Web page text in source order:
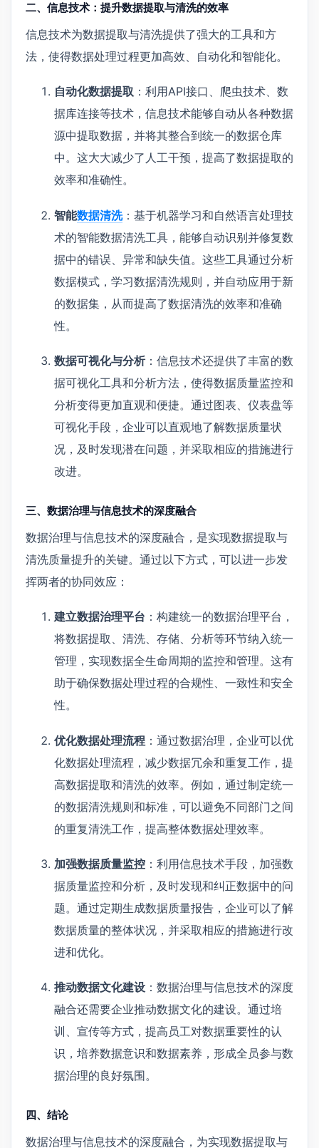
二、信息技术：提升数据提取与清洗的效率
信息技术为数据提取与清洗提供了强大的工具和方
法，使得数据处理过程更加高效、自动化和智能化。
自动化数据提取 ：利用API接口、爬虫技术、数
据库连接等技术，信息技术能够自动从各种数据
源中提取数据，并将其整合到统一的数据仓库
中。这大大减少了人工干预，提高了数据提取的
效率和准确性。
智能数据清洗：基于机器学习和自然语言处理技
术的智能数据清洗工具，能够自动识别并修复数
据中的错误、异常和缺失值。这些工具通过分析
数据模式，学习数据清洗规则，并自动应用于新
的数据集，从而提高了数据清洗的效率和准确
性。
数据可视化与分析：信息技术还提供了丰富的数
据可视化工具和分析方法，使得数据质量监控和
分析变得更加直观和便捷。通过图表、仪表盘等
可视化手段，企业可以直观地了解数据质量状
况，及时发现潜在问题，并采取相应的措施进行
改进。
三、数据治理与信息技术的深度融合
数据治理与信息技术的深度融合，是实现数据提取与
清洗质量提升的关键。通过以下方式，可以进一步发
挥两者的协同效应：
建立数据治理平台 ：构建统一的数据治理平台，
将数据提取、清洗、存储、分析等环节纳入统一
管理，实现数据全生命周期的监控和管理。这有
助于确保数据处理过程的合规性、一致性和安全
性。
优化数据处理流程 ：通过数据治理，企业可以优
化数据处理流程，减少数据冗余和重复工作，提
高数据提取和清洗的效率。例如，通过制定统一
的数据清洗规则和标准，可以避免不同部门之间
的重复清洗工作，提高整体数据处理效率。
加强数据质量监控 ：利用信息技术手段，加强数
据质量监控和分析，及时发现和纠正数据中的问
题。通过定期生成数据质量报告，企业可以了解
数据质量的整体状况，并采取相应的措施进行改
进和优化。
推动数据文化建设 ：数据治理与信息技术的深度
融合还需要企业推动数据文化的建设。通过培
训、宣传等方式，提高员工对数据重要性的认
识，培养数据意识和数据素养，形成全员参与数
据治理的良好氛围。
四、结论
数据治理与信息技术的深度融合，为实现数据提取与